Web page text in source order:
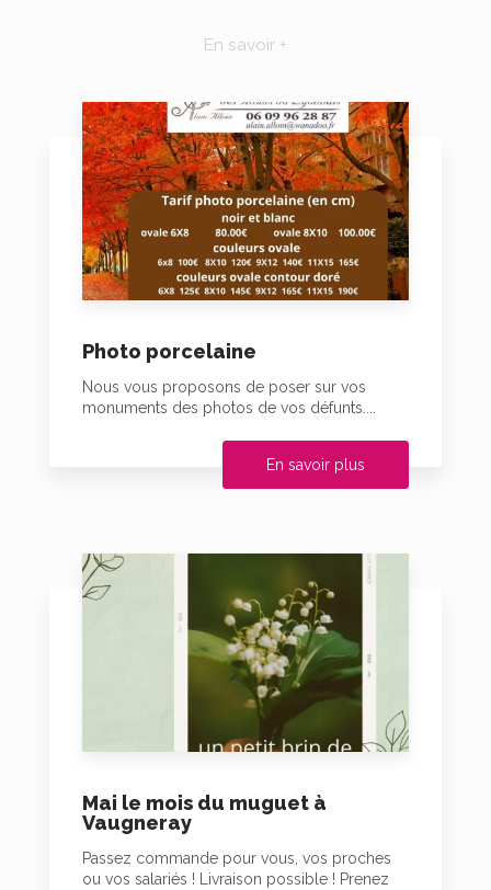
En savoir +
Photo porcelaine
Nous vous proposons de poser sur vos
monuments des photos de vos défunts....
En savoir plus
Mai le mois du muguet à
Vaugneray
Passez commande pour vous, vos proches
ou vos salariés ! Livraison possible ! Prenez